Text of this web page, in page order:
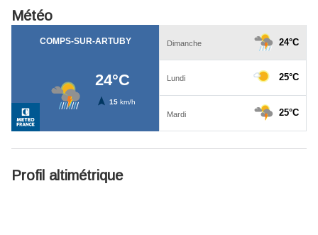
Météo
Profil altimétrique